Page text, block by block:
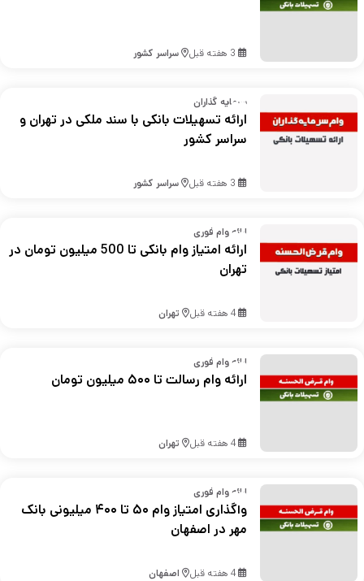
3 هفته قبل سراسر کشور
سرمایه گذاران
ارائه تسهیلات بانکی با سند ملکی در تهران و
سراسر کشور
3 هفته قبل سراسر کشور
ارائه وام فوری
ارائه امتیاز وام بانکی تا 500 میلیون تومان در
تهران
4 هفته قبل تهران
ارائه وام فوری
ارائه وام رسالت تا ۵۰۰ میلیون تومان
4 هفته قبل تهران
ارائه وام فوری
واگذاری امتیاز وام ۵۰ تا ۴۰۰ میلیونی بانک
مهر در اصفهان
4 هفته قبل اصفهان